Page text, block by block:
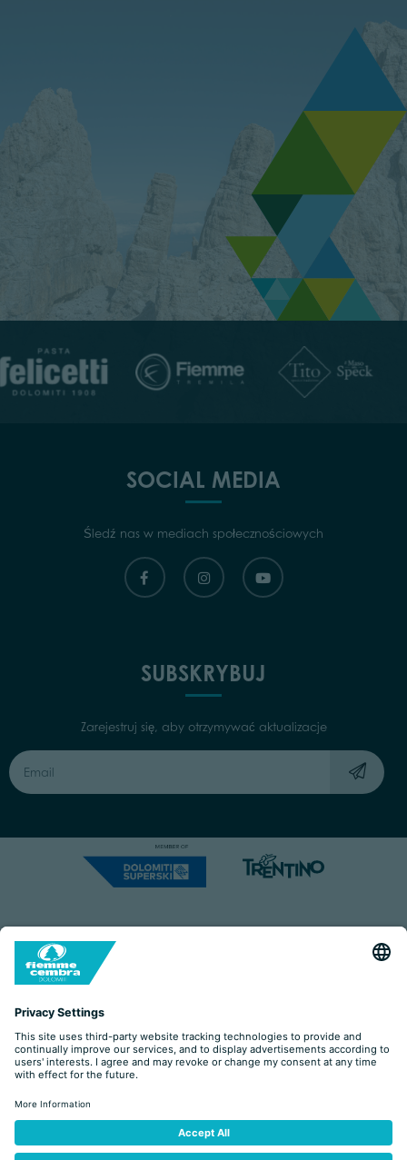
SOCIAL MEDIA
Śledź nas w mediach społecznościowych
SUBSKRYBUJ
Zarejestruj się, aby otrzymywać aktualizacje
Capitale Sociale: Euro 220.000,00 | VAT: 01901280220
COOKIES IMPRINT